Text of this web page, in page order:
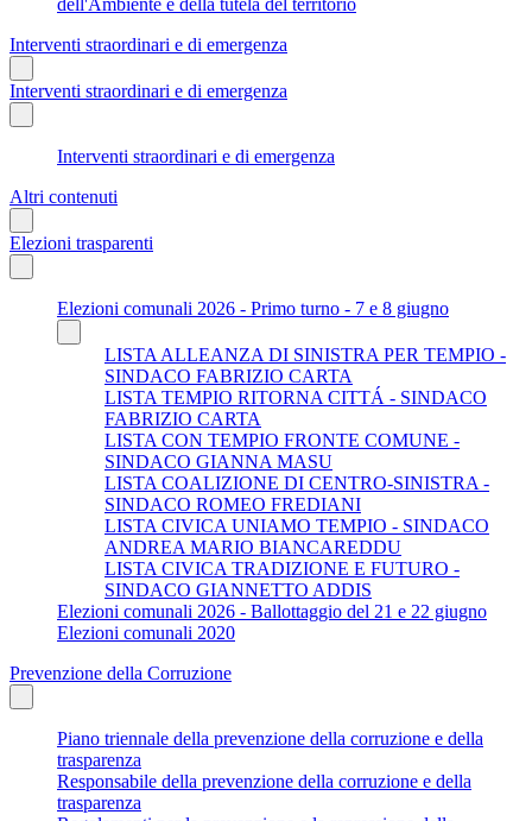
dell'Ambiente e della tutela del territorio
Interventi straordinari e di emergenza
Interventi straordinari e di emergenza
Interventi straordinari e di emergenza
Altri contenuti
Elezioni trasparenti
Elezioni comunali 2026 - Primo turno - 7 e 8 giugno
LISTA ALLEANZA DI SINISTRA PER TEMPIO -
SINDACO FABRIZIO CARTA
LISTA TEMPIO RITORNA CITTÁ - SINDACO
FABRIZIO CARTA
LISTA CON TEMPIO FRONTE COMUNE -
SINDACO GIANNA MASU
LISTA COALIZIONE DI CENTRO-SINISTRA -
SINDACO ROMEO FREDIANI
LISTA CIVICA UNIAMO TEMPIO - SINDACO
ANDREA MARIO BIANCAREDDU
LISTA CIVICA TRADIZIONE E FUTURO -
SINDACO GIANNETTO ADDIS
Elezioni comunali 2026 - Ballottaggio del 21 e 22 giugno
Elezioni comunali 2020
Prevenzione della Corruzione
Piano triennale della prevenzione della corruzione e della
trasparenza
Responsabile della prevenzione della corruzione e della
trasparenza